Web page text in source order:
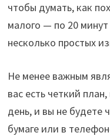
чтобы думать, как
малого — по 20
несколько простых
Не менее важным
вас есть четкий
день, и вы не будете
бумаге или в